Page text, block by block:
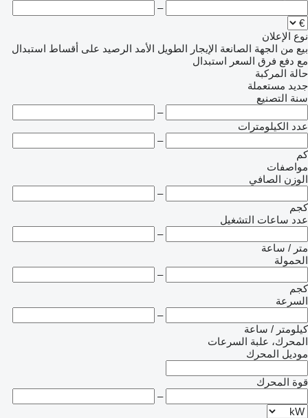
–
نوع الإعلان
بيع من الجهة الصانعة الإيجار الطويل الأمد الرصيد على أقساط استبدال
مع دفع فرق السعر استبدال
حالة المركبة
جديد مستعملة
سنة التصنيع
–
عدد الكيلومترات
–
كم
مواصفات
الوزن الصافي
–
كجم
عدد ساعات التشغيل
–
متر / ساعة
الحمولة
–
كجم
السرعة
–
كيلومتر / ساعة
المحرك، علبة السرعات
موديل المحرك
قوة المحرك
–